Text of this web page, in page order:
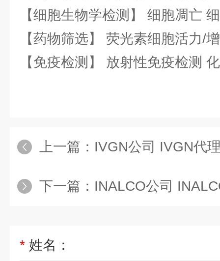
【细胞生物学检测】 细胞凋亡
【药物筛选】 荧光素细胞活力/
【免疫检测】 放射性免疫检测
上一篇： IVGN公司 IVGN代
下一篇： INALCO公司
* 姓名：